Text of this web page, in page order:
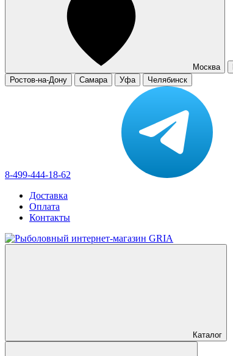
Москва
Ростов-на-Дону
Самара Уфа Челябинск
8-499-444-18-62
Доставка
Оплата
Контакты
Каталог